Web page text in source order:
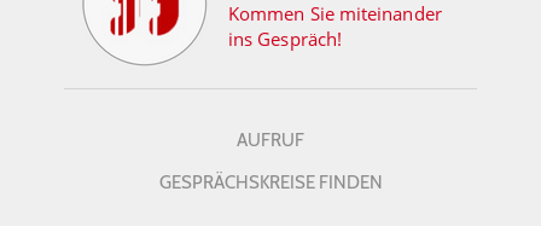
Kommen Sie miteinander
ins Gespräch!
AUFRUF
GESPRÄCHSKREISE FINDEN